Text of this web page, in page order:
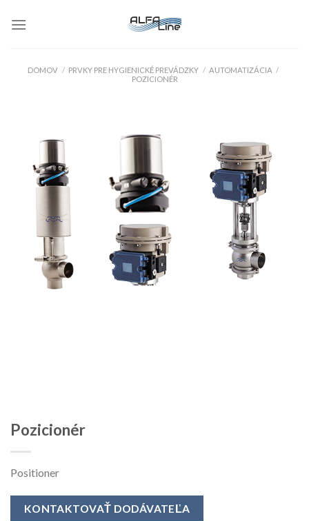
DOMOV / PRVKY PRE HYGIENICKÉ PREVÁDZKY / AUTOMATIZÁCIA /
POZICIONÉR
Pozicionér
Positioner
KONTAKTOVAŤ DODÁVATEĽA